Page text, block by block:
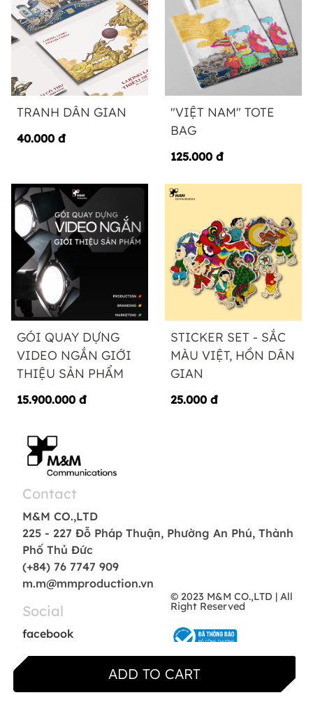
ADD TO CART
TRANH DÂN GIAN
40.000 đ
"VIỆT NAM" TOTE
BAG
125.000 đ
GÓI QUAY DỰNG
VIDEO NGẮN GIỚI
THIỆU SẢN PHẨM
15.900.000 đ
STICKER SET - SẮC
MÀU VIỆT, HỒN DÂN
GIAN
25.000 đ
Social
facebook
Contact
M&M CO.,LTD
225 - 227 Đỗ Pháp Thuận, Phường An Phú, Thành
Phố Thủ Đức
(+84) 76 7747 909
m.m@mmproduction.vn
© 2023 M&M CO.,LTD | All
Right Reserved